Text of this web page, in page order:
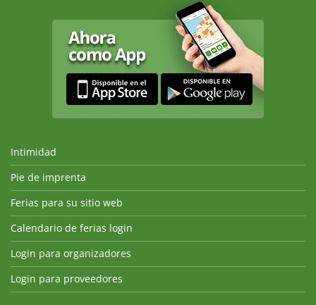
Intimidad
Pie de imprenta
Ferias para su sitio web
Calendario de ferias login
Login para organizadores
Login para proveedores